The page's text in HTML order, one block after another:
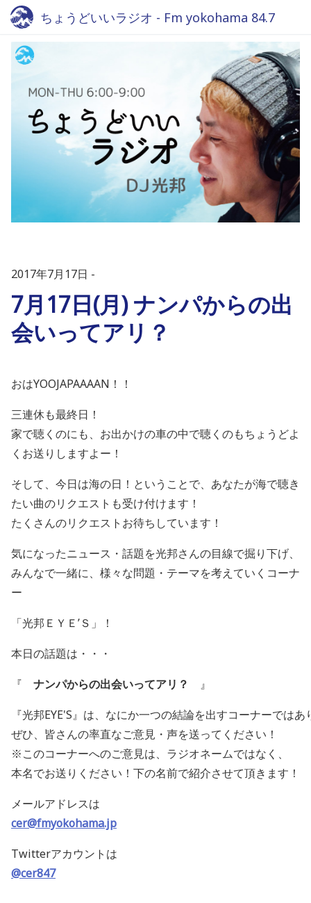
ちょうどいいラジオ - Fm yokohama 84.7
2017年7月17日
7月17日(月) ナンパからの出
会いってアリ？
おはYOOJAPAAAAN！！
三連休も最終日！
家で聴くのにも、お出かけの車の中で聴くのもちょうどよ
くお送りしますよー！
そして、今日は海の日！ということで、あなたが海で聴き
たい曲のリクエストも受け付けます！
たくさんのリクエストお待ちしています！
気になったニュース・話題を光邦さんの目線で掘り下げ、
みんなで一緒に、様々な問題・テーマを考えていくコーナ
ー
「光邦ＥＹＥ’Ｓ」！
本日の話題は・・・
『 ナンパからの出会いってアリ？
』
『光邦EYE'S』は、なにか一つの結論を出すコーナーではあ
ぜひ、皆さんの率直なご意見・声を送ってください！
※このコーナーへのご意見は、ラジオネームではなく、
本名でお送りください！下の名前で紹介させて頂きます！
メールアドレスは
cer@fmyokohama.jp
Twitterアカウントは
@cer847